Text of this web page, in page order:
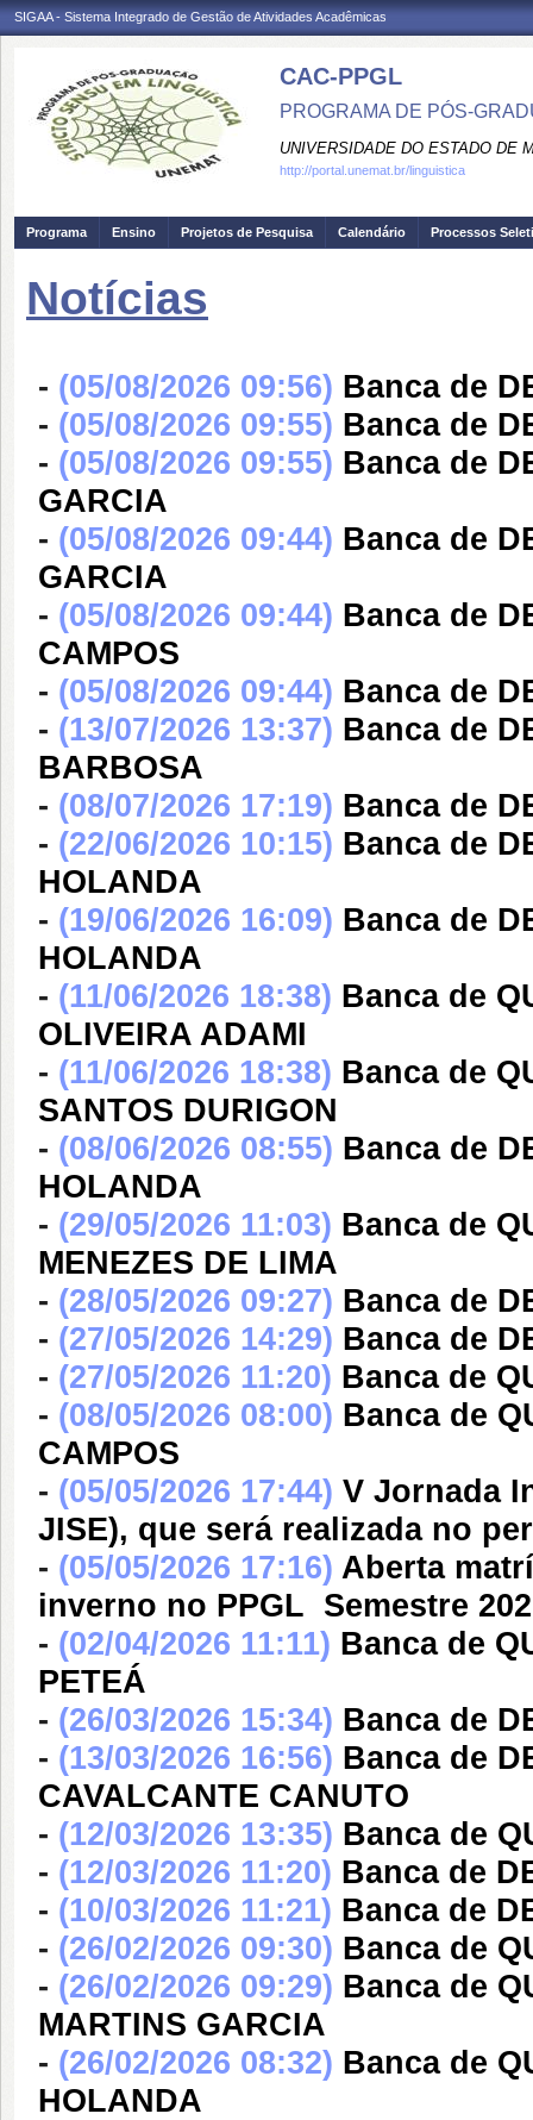
SIGAA - Sistema Integrado de Gestão de Atividades Acadêmicas
CAC-PPGL
PROGRAMA DE PÓS-
UNIVERSIDADE DO ESTADO DE
http://portal.unemat.br/linguistica
Programa Ensino Projetos de Pesquisa Calendário Processos
Notícias
- (05/08/2026 09:56) Banca de
- (05/08/2026 09:55) Banca de
- (05/08/2026 09:55) Banca de
GARCIA
- (05/08/2026 09:44) Banca de
GARCIA
- (05/08/2026 09:44) Banca de
CAMPOS
- (05/08/2026 09:44) Banca de
- (13/07/2026 13:37) Banca de
BARBOSA
- (08/07/2026 17:19) Banca de
- (22/06/2026 10:15) Banca de
HOLANDA
- (19/06/2026 16:09) Banca de
HOLANDA
- (11/06/2026 18:38) Banca de
OLIVEIRA ADAMI
- (11/06/2026 18:38) Banca de
SANTOS DURIGON
- (08/06/2026 08:55) Banca de
HOLANDA
- (29/05/2026 11:03) Banca de
MENEZES DE LIMA
- (28/05/2026 09:27) Banca de
- (27/05/2026 14:29) Banca de
- (27/05/2026 11:20) Banca de
- (08/05/2026 08:00) Banca de
CAMPOS
- (05/05/2026 17:44) V Jornada
JISE), que será realizada no
- (05/05/2026 17:16) Aberta
inverno no PPGL  Semestre
- (02/04/2026 11:11) Banca de
PETEÁ
- (26/03/2026 15:34) Banca de
- (13/03/2026 16:56) Banca de
CAVALCANTE CANUTO
- (12/03/2026 13:35) Banca de
- (12/03/2026 11:20) Banca de
- (10/03/2026 11:21) Banca de
- (26/02/2026 09:30) Banca de
- (26/02/2026 09:29) Banca de
MARTINS GARCIA
- (26/02/2026 08:32) Banca de
HOLANDA